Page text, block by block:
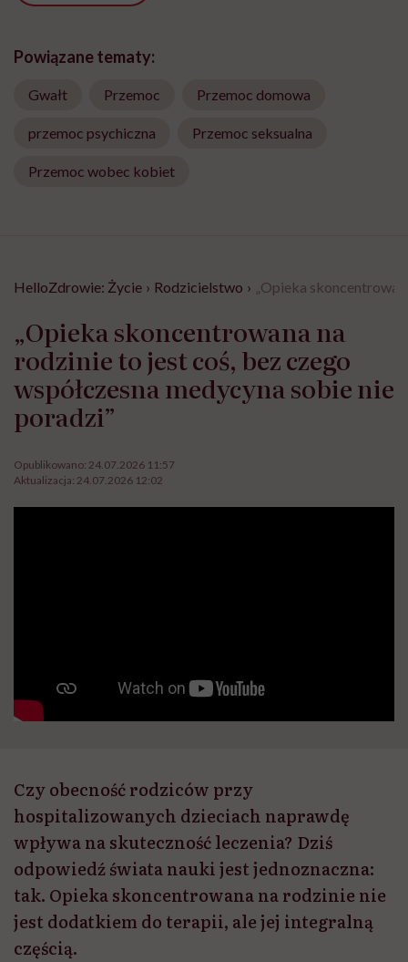
Powiązane tematy:
Gwałt Przemoc Przemoc domowa
przemoc psychiczna Przemoc seksualna
Przemoc wobec kobiet
HelloZdrowie: Życie › Rodzicielstwo › „Opieka
„Opieka skoncentrowana na
rodzinie to jest coś, bez czego
współczesna medycyna sobie nie
poradzi”
Opublikowano: 24.07.2026 11:57
Aktualizacja: 24.07.2026 12:02
Czy obecność rodziców przy
hospitalizowanych dzieciach naprawdę
wpływa na skuteczność leczenia? Dziś
odpowiedź świata nauki jest jednoznaczna:
tak. Opieka skoncentrowana na rodzinie nie
jest dodatkiem do terapii, ale jej integralną
częścią.